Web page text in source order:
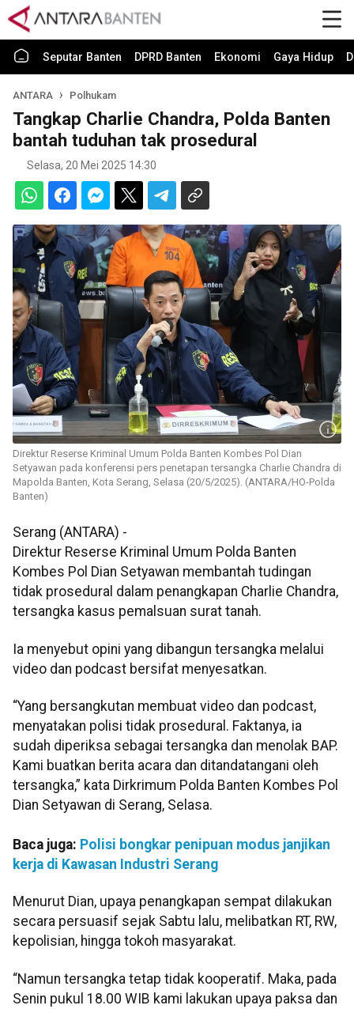
Seputar Banten DPRD Banten Ekonomi Gaya Hidup
ANTARA Polhukam
Tangkap Charlie Chandra, Polda Banten
bantah tuduhan tak prosedural
Selasa, 20 Mei 2025 14:30
Direktur Reserse Kriminal Umum Polda Banten Kombes Pol Dian
Setyawan pada konferensi pers penetapan tersangka Charlie Chandra di
Mapolda Banten, Kota Serang, Selasa (20/5/2025). (ANTARA/HO-Polda
Banten)
Serang (ANTARA) -
Direktur Reserse Kriminal Umum Polda Banten
Kombes Pol Dian Setyawan membantah tudingan
tidak prosedural dalam penangkapan Charlie Chandra,
tersangka kasus pemalsuan surat tanah.
Ia menyebut opini yang dibangun tersangka melalui
video dan podcast bersifat menyesatkan.
“Yang bersangkutan membuat video dan podcast,
menyatakan polisi tidak prosedural. Faktanya, ia
sudah diperiksa sebagai tersangka dan menolak BAP.
Kami buatkan berita acara dan ditandatangani oleh
tersangka,” kata Dirkrimum Polda Banten Kombes Pol
Dian Setyawan di Serang, Selasa.
Baca juga: Polisi bongkar penipuan modus janjikan
kerja di Kawasan Industri Serang
Menurut Dian, upaya penangkapan sempat dilakukan
secara persuasif sejak Sabtu lalu, melibatkan RT, RW,
kepolisian, hingga tokoh masyarakat.
“Namun tersangka tetap tidak kooperatif. Maka, pada
Senin pukul 18.00 WIB kami lakukan upaya paksa dan